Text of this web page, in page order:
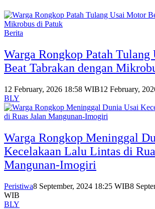
Berita
Warga Rongkop Patah
Beat Tabrakan dengan
12 February, 2026 18:58 WIB12 February,
BLY
Warga Rongkop Meninggal
Kecelakaan Lalu Lintas di
Mangunan-Imogiri
Peristiwa8 September, 2024 18:25 WIB8
WIB
BLY